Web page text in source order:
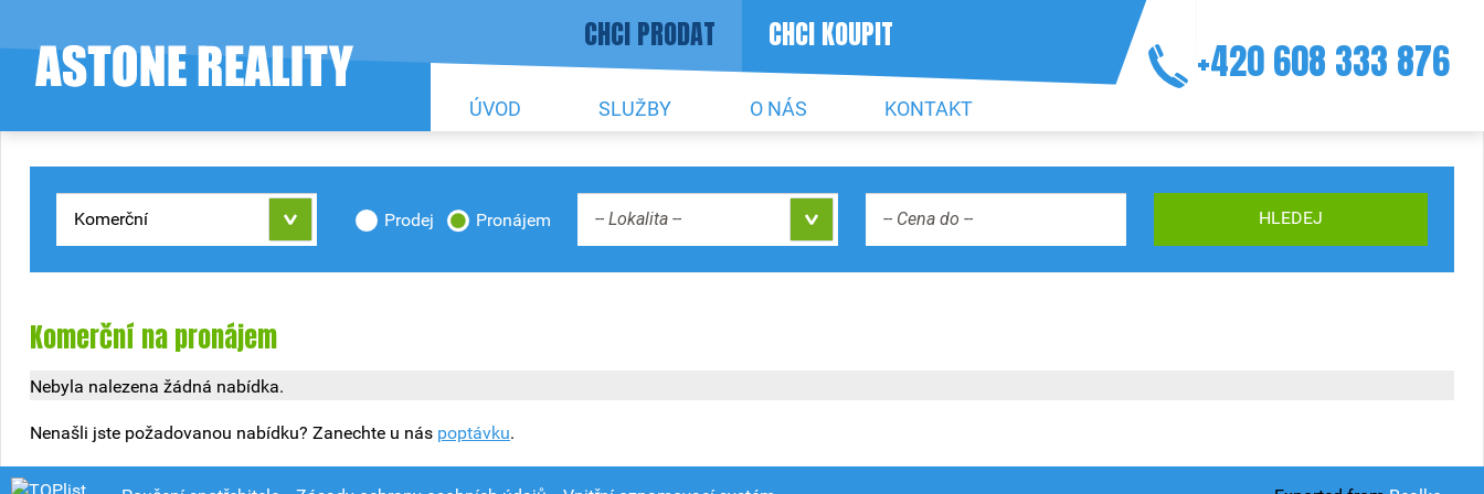
CHCI PRODAT CHCI KOUPIT
ÚVOD SLUŽBY O NÁS KONTAKT
+420 608 333 876
Komerční Prodej Pronájem -- Lokalita -- HLEDEJ
Komerční na pronájem
Nebyla nalezena žádná nabídka.
Nenašli jste požadovanou nabídku? Zanechte u nás poptávku.